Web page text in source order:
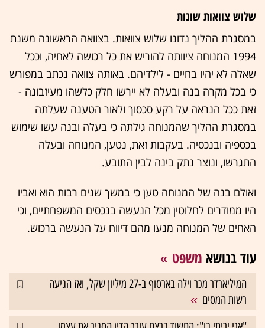
שלוש צוואות שונות
במסגרת ההליך נדונו שלוש צוואות. בצוואה הראשונה משנת
1994 המנוחה ציוותה להוריש את כל רכושה לאחיה, וככל
שאלה לא יהיו בחיים - לילדיהם. באותה צוואה נכתב במפורש
כי בכל מקרה בנה ובעלה לא יירשו חלק כלשהו מעיזבונה -
זאת ככל הנראה על רקע סכסוך ולאור הטענה שעלתה
במסגרת ההליך שהמנוחה גילתה כי בעלה ובנה עשו שימוש
בכספיה ובנכסיה. בעקבות זאת, נטען, המנוחה ובעלה
התגרשו, ונוצר נתק בינה לבין התובע.
ואולם בנה של המנוחה טען כי במשך שנים רבות הוא ואביו
היו ממודרים לחלוטין מכל הנעשה בנכסים המשפחתיים, וכי
האחים של המנוחה מנעו מהם דיווח על הנעשה ברכוש.
עוד בנושא משפט
המיליארדר מכר וילה בארסוף ב-27 מיליון שקל, ואז הגיעה
רשות המסים